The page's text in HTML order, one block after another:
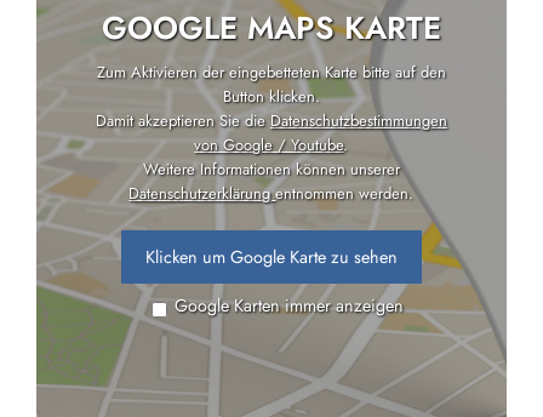
GOOGLE MAPS KARTE
Zum Aktivieren der eingebetteten Karte bitte auf den
Button klicken.
Damit akzeptieren Sie dieDatenschutzbestimmungen
von Google / Youtube.
Weitere Informationen können unserer
Datenschutzerklärungentnommen werden.
Klicken um Google Karte zu sehen
Google Karten immer anzeigen